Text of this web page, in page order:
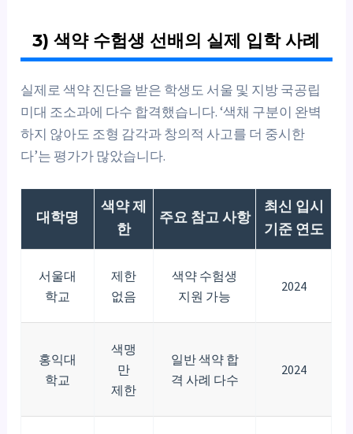
3) 색약 수험생 선배의 실제 입학 사례
실제로 색약 진단을 받은 학생도 서울 및 지방 국공립
미대 조소과에 다수 합격했습니다. ‘색채 구분이 완벽
하지 않아도 조형 감각과 창의적 사고를 더 중시한
다’는 평가가 많았습니다.
대학명
색약 제
한
주요 참고 사항
최신 입시
기준 연도
서울대
학교
제한
없음
색약 수험생
지원 가능
2024
홍익대
학교
색맹
만
제한
일반 색약 합
격 사례 다수
2024